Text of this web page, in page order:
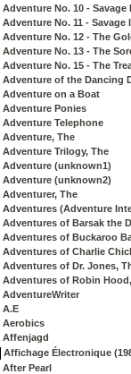
Adventure No. 10 - Savage
Adventure No. 11 - Savage
Adventure No. 12 - The
Adventure No. 13 - The
Adventure No. 15 - The
Adventure of the Dancing
Adventure on a Boat
Adventure Ponies
Adventure Telephone
Adventure, The
Adventure Trilogy, The
Adventure (unknown1)
Adventure (unknown2)
Adventurer, The
Adventures (Adventure
Adventures of Barsak the
Adventures of Buckaroo
Adventures of Charlie
Adventures of Dr. Jones,
Adventures of Robin
AdventureWriter
A.E
Aerobics
Affenjagd
Affichage Électronique
After Pearl